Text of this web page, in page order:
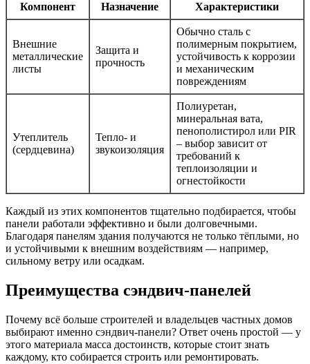
Компонент Назначение Характеристики
Внешние
металлические
листы
Защита и
прочность
Обычно сталь с
полимерным покрытием,
устойчивость к коррозии
и механическим
повреждениям
Утеплитель
(сердцевина)
Тепло- и
звукоизоляция
Полиуретан,
минеральная вата,
пенополистирол или PIR
– выбор зависит от
требований к
теплоизоляции и
огнестойкости
Каждый из этих компонентов тщательно подбирается, чтобы
панели работали эффективно и были долговечными.
Благодаря панелям здания получаются не только тёплыми, но
и устойчивыми к внешним воздействиям — например,
сильному ветру или осадкам.
Преимущества сэндвич-панелей
Почему всё больше строителей и владельцев частных домов
выбирают именно сэндвич-панели? Ответ очень простой — у
этого материала масса достоинств, которые стоит знать
каждому, кто собирается строить или ремонтировать.